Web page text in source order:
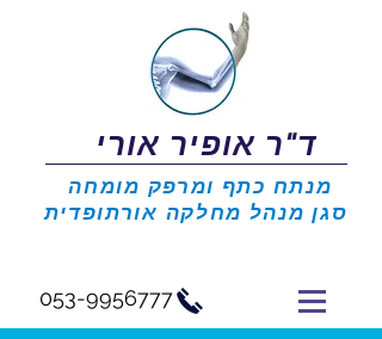
ד"ר אופיר אורי
סגן מנהל מחלקה אורתופדית
053-9956777